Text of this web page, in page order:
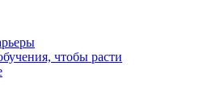
чтобы расти